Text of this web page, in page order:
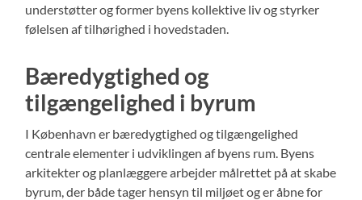
understøtter og former byens kollektive liv og styrker
følelsen af tilhørighed i hovedstaden.
Bæredygtighed og
tilgængelighed i byrum
I København er bæredygtighed og tilgængelighed
centrale elementer i udviklingen af byens rum. Byens
arkitekter og planlæggere arbejder målrettet på at skabe
byrum, der både tager hensyn til miljøet og er åbne for